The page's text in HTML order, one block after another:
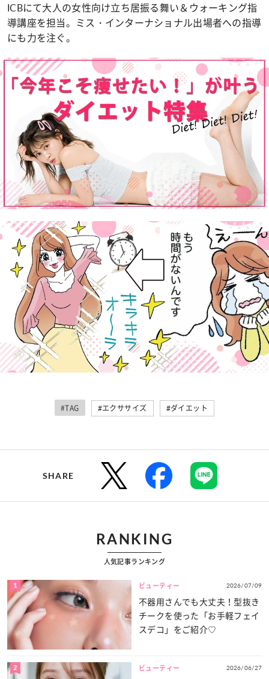
ICBにて大人の女性向け立ち居振る舞い＆ウォーキング指
導講座を担当。ミス・インターナショナル出場者への指導
にも力を注ぐ。
#TAG #エクササイズ #ダイエット
SHARE
RANKING
人気記事ランキング
1 ビューティー 2026/07/09
不器用さんでも大丈夫！型抜き
チークを使った「お手軽フェイ
スデコ」をご紹介♡
2 ビューティー 2026/06/27